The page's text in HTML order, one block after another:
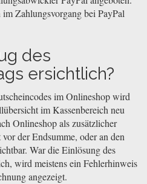
Zahlungsvorgang bei PayPal
des
ersichtlich?
im Onlineshop wird
im Kassenbereich neu
Onlineshop als zusätzlicher
der Endsumme, oder an den
War die Einlösung des
wird meistens ein Fehlerhinweis
angezeigt.